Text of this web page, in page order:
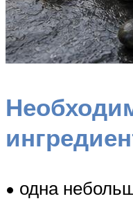
• одна